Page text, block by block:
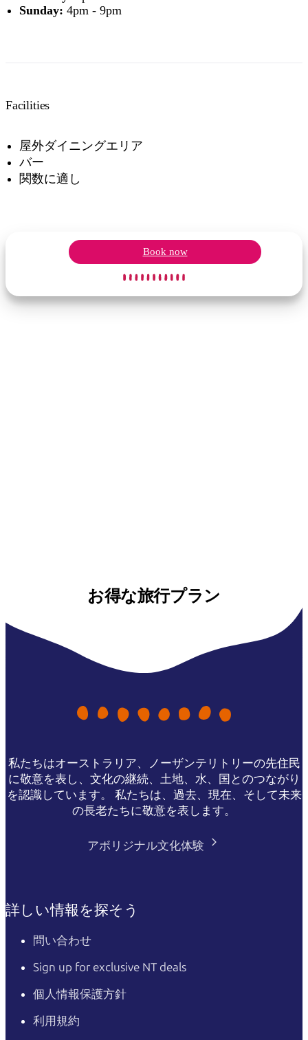
Sunday: 4pm - 9pm
Facilities
屋外ダイニングエリア
バー
関数に適し
Book now
お得な旅行プラン
私たちはオーストラリア、ノーザンテリトリーの先住民
に敬意を表し、文化の継続、土地、水、国とのつながり
を認識しています。 私たちは、過去、現在、そして未来
の長老たちに敬意を表します。
アボリジナル文化体験
詳しい情報を探そう
問い合わせ
Sign up for exclusive NT deals
個人情報保護方針
利用規約